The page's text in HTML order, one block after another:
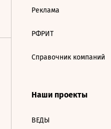
Реклама
РФРИТ
Справочник компаний
Наши проекты
ВЕДЫ